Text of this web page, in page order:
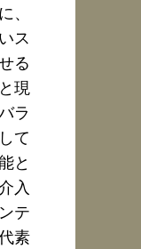
、
ス
る
現
ラ
て
と
入
テ
素